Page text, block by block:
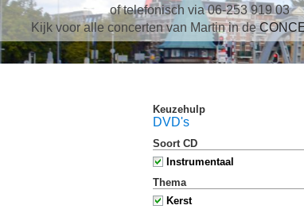
of telefonisch via 06-253 919 03
Kijk voor alle concerten van Martin in de
Keuzehulp
DVD's
Soort CD
Instrumentaal
Thema
Kerst